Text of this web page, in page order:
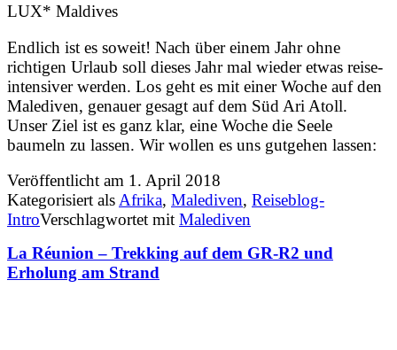
LUX* Maldives
Endlich ist es soweit! Nach über einem Jahr ohne
richtigen Urlaub soll dieses Jahr mal wieder etwas reise-
intensiver werden. Los geht es mit einer Woche auf den
Malediven, genauer gesagt auf dem Süd Ari Atoll.
Unser Ziel ist es ganz klar, eine Woche die Seele
baumeln zu lassen. Wir wollen es uns gutgehen lassen:
Veröffentlicht am 1. April 2018
Kategorisiert alsAfrika, Malediven, Reiseblog-
IntroVerschlagwortet mit Malediven
La Réunion – Trekking auf dem GR-R2 und
Erholung am Strand